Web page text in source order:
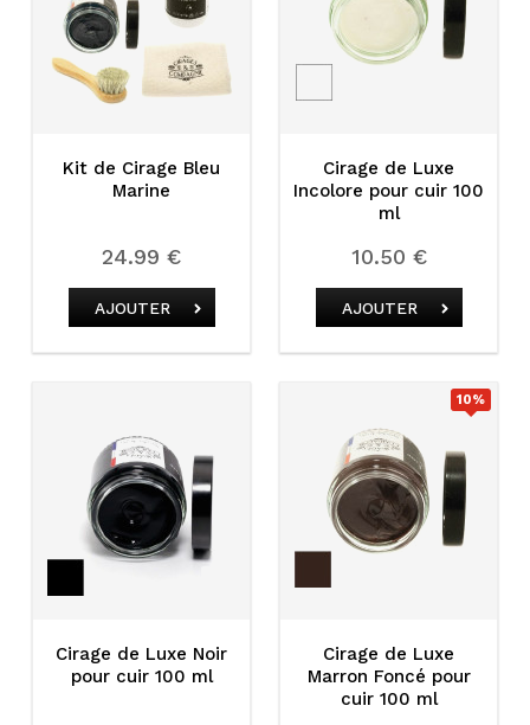
Kit de Cirage Bleu
Marine
24.99 €
AJOUTER
Cirage de Luxe
Incolore pour cuir 100
ml
10.50 €
AJOUTER
Cirage de Luxe Noir
pour cuir 100 ml
10%
Cirage de Luxe
Marron Foncé pour
cuir 100 ml